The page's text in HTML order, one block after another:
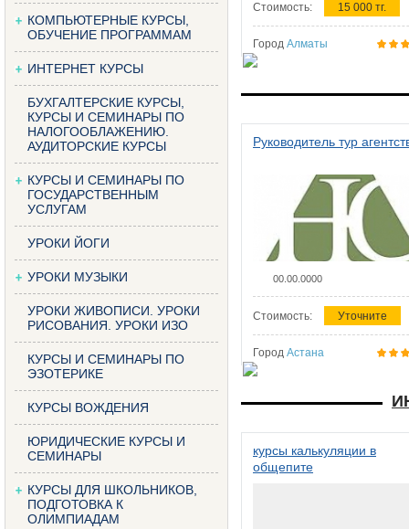
КОМПЬЮТЕРНЫЕ КУРСЫ,
ОБУЧЕНИЕ ПРОГРАММАМ
ИНТЕРНЕТ КУРСЫ
БУХГАЛТЕРСКИЕ КУРСЫ,
КУРСЫ И СЕМИНАРЫ ПО
НАЛОГООБЛАЖЕНИЮ.
АУДИТОРСКИЕ КУРСЫ
КУРСЫ И СЕМИНАРЫ ПО
ГОСУДАРСТВЕННЫМ
УСЛУГАМ
УРОКИ ЙОГИ
УРОКИ МУЗЫКИ
УРОКИ ЖИВОПИСИ. УРОКИ
РИСОВАНИЯ. УРОКИ ИЗО
КУРСЫ И СЕМИНАРЫ ПО
ЭЗОТЕРИКЕ
КУРСЫ ВОЖДЕНИЯ
ЮРИДИЧЕСКИЕ КУРСЫ И
СЕМИНАРЫ
КУРСЫ ДЛЯ ШКОЛЬНИКОВ,
ПОДГОТОВКА К
ОЛИМПИАДАМ
Стоимость: 15 000 тг.
Город Алматы
Руководитель тур
00.00.0000
Стоимость: Уточните
Город Астана
курсы калькуляции в
общепите